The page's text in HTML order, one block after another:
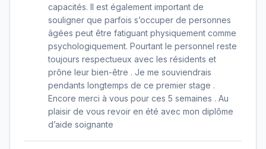
capacités. Il est également important de
souligner que parfois s’occuper de personnes
âgées peut être fatiguant physiquement comme
psychologiquement. Pourtant le personnel reste
toujours respectueux avec les résidents et
prône leur bien-être . Je me souviendrais
pendants longtemps de ce premier stage .
Encore merci à vous pour ces 5 semaines . Au
plaisir de vous revoir en été avec mon diplôme
d’aide soignante